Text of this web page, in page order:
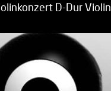
D-Dur